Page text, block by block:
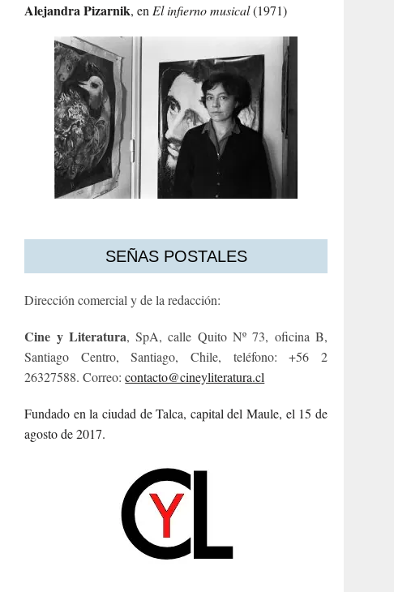
AlejandraPizarnik, enEl infierno musical(1971)
SEÑAS POSTALES
Dirección comercial y de la redacción:
Cine y Literatura, SpA, calle Quito Nº 73, oficina B,
Santiago Centro, Santiago, Chile, teléfono: +56 2
26327588. Correo:contacto@cineyliteratura.cl
Fundado en la ciudad de Talca, capital del Maule, el 15 de
agosto de 2017.